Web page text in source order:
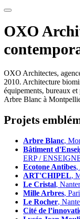
OXO
OXO Architectes,
2010. Architecture
équipements, bureaux
Arbre Blanc à
Projets
Arbre Blanc,
Bâtiment
ERP /
Ecotone Antibes,
ART'CHIPEL,
Le Cristal,
Mille Arbres,
Le Rocher,
Cité de